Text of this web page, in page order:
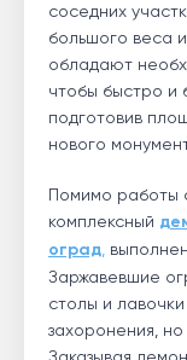
соседних
большого веса
обладают
чтобы быстро и
подготовив
нового
Помимо работы
комплексный
оград
Заржавевшие
столы и
захоронения, но